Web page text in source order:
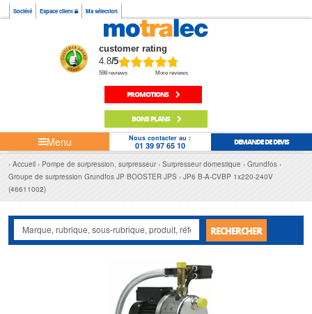
Société Espace client Ma sélection
customer rating
4.8/5
598 reviews More reviews
PROMOTIONS
BONS PLANS
Menu Nous contacter au :
01 39 97 65 10 DEMANDE DE DEVIS
Accueil Pompe de surpression, surpresseur Surpresseur domestique
Grundfos
Groupe de surpression Grundfos JP BOOSTER JPS
JP6 B-A-CVBP 1x220-240V
(46611002)
RECHERCHER